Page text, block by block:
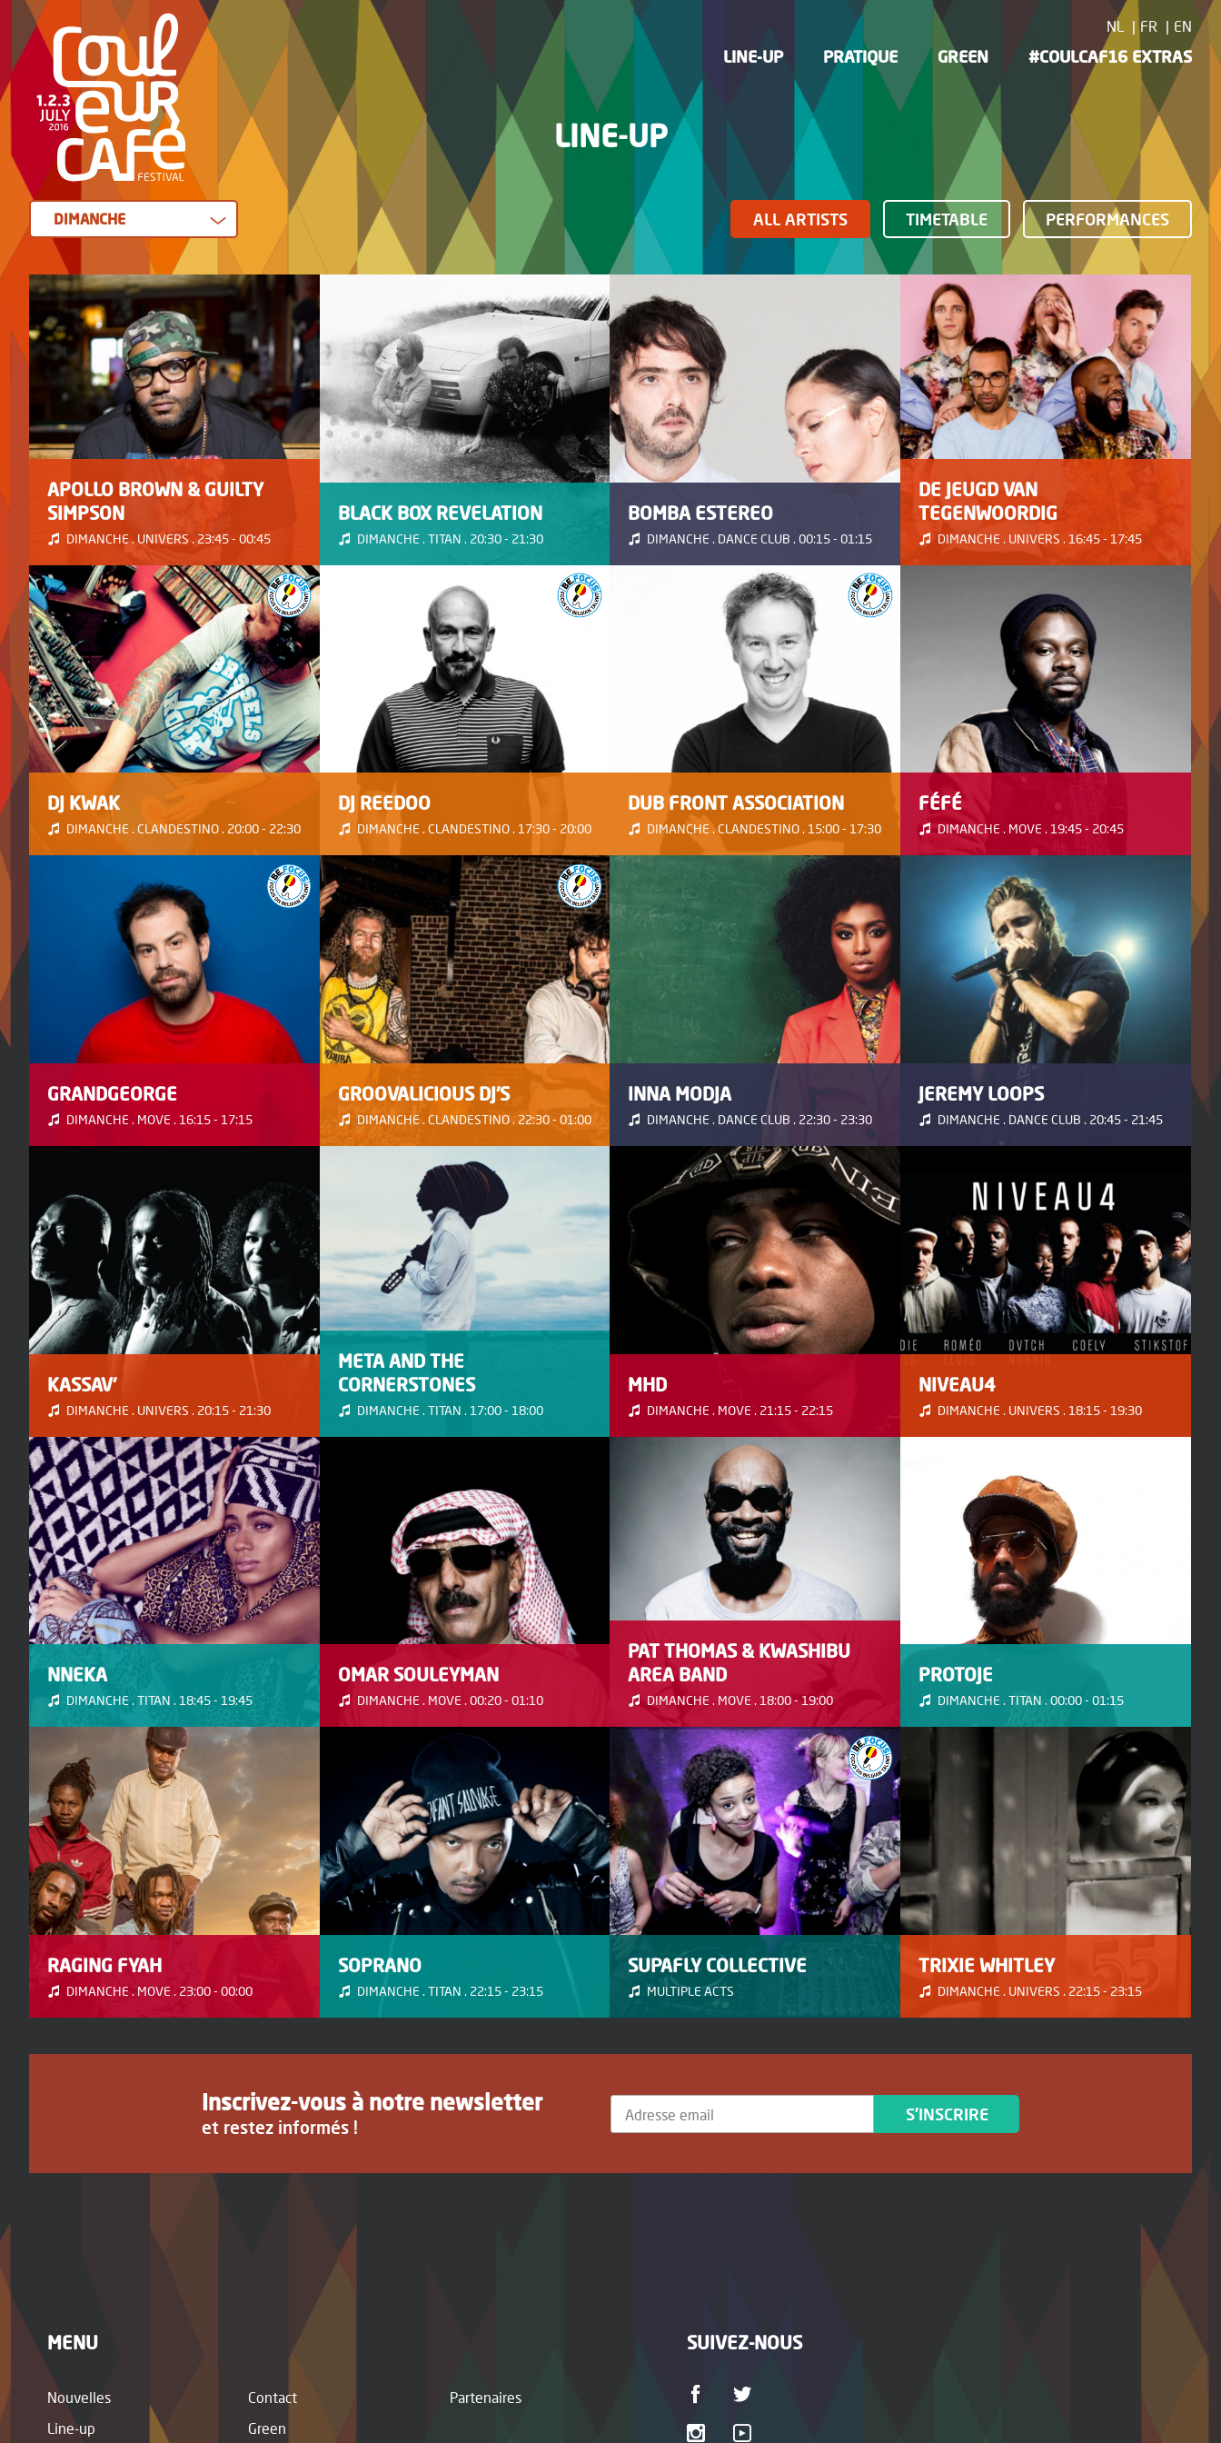
NL FR EN
LINE-UP PRATIQUE GREEN #COULCAF16 EXTRAS
LINE-UP
DIMANCHE ALL ARTISTS TIMETABLE PERFORMANCES
APOLLO BROWN & GUILTY
SIMPSON
DIMANCHE . UNIVERS . 23:45 - 00:45
BLACK BOX REVELATION
DIMANCHE . TITAN . 20:30 - 21:30
BOMBA ESTEREO
DIMANCHE . DANCE CLUB . 00:15 - 01:15
DE JEUGD VAN
TEGENWOORDIG
DIMANCHE . UNIVERS . 16:45 - 17:45
DJ KWAK
DIMANCHE . CLANDESTINO . 20:00 - 22:30
DJ REEDOO
DIMANCHE . CLANDESTINO . 17:30 - 20:00
DUB FRONT ASSOCIATION
DIMANCHE . CLANDESTINO . 15:00 - 17:30
FÉFÉ
DIMANCHE . MOVE . 19:45 - 20:45
GRANDGEORGE
DIMANCHE . MOVE . 16:15 - 17:15
GROOVALICIOUS DJ'S
DIMANCHE . CLANDESTINO . 22:30 - 01:00
INNA MODJA
DIMANCHE . DANCE CLUB . 22:30 - 23:30
JEREMY LOOPS
DIMANCHE . DANCE CLUB . 20:45 - 21:45
KASSAV'
DIMANCHE . UNIVERS . 20:15 - 21:30
META AND THE
CORNERSTONES
DIMANCHE . TITAN . 17:00 - 18:00
MHD
DIMANCHE . MOVE . 21:15 - 22:15
NIVEAU4
DIMANCHE . UNIVERS . 18:15 - 19:30
NNEKA
DIMANCHE . TITAN . 18:45 - 19:45
OMAR SOULEYMAN
DIMANCHE . MOVE . 00:20 - 01:10
PAT THOMAS & KWASHIBU
AREA BAND
DIMANCHE . MOVE . 18:00 - 19:00
PROTOJE
DIMANCHE . TITAN . 00:00 - 01:15
RAGING FYAH
DIMANCHE . MOVE . 23:00 - 00:00
SOPRANO
DIMANCHE . TITAN . 22:15 - 23:15
SUPAFLY COLLECTIVE
MULTIPLE ACTS
TRIXIE WHITLEY
DIMANCHE . UNIVERS . 22:15 - 23:15
Inscrivez-vous à notre newsletter
et restez informés !
S'INSCRIRE
MENU
Nouvelles
Line-up
Contact
Green
Partenaires
SUIVEZ-NOUS